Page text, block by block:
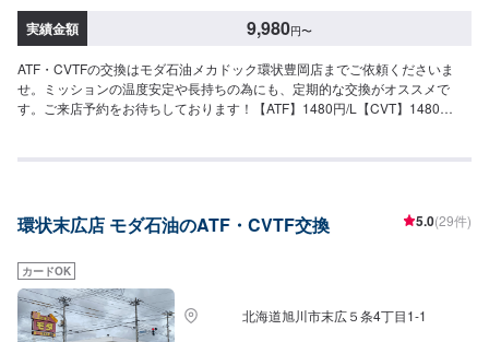
実績金額 9,980円〜
ATF・CVTFの交換はモダ石油メカドック環状豊岡店までご依頼くださいま
せ。ミッションの温度安定や長持ちの為にも、定期的な交換がオススメで
す。ご来店予約をお待ちしております！【ATF】1480円/L【CVT】1480
環状末広店 モダ石油のATF・CVTF交換 5.0(29件)
カードOK
北海道旭川市末広５条4丁目1-1